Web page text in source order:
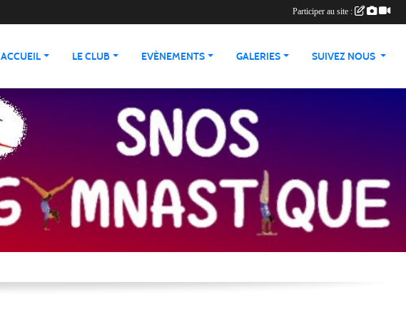
ACCUEIL LE CLUB EVÈNEMENTS GALERIES SUIVEZ NOUS
Participer au site :